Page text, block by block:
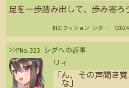
足を一歩踏み出して、歩み寄ろ
机とクッション シダ - （
>>PNo.323 シダへの返事
リィ
「ん、その声聞き
な」